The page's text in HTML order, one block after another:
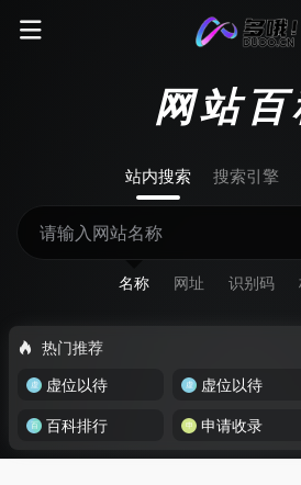
网站百
站内搜索 搜索引擎
名称 网址 识别码
热门推荐
虚位以待
虚位以待
百科排行 申请收录